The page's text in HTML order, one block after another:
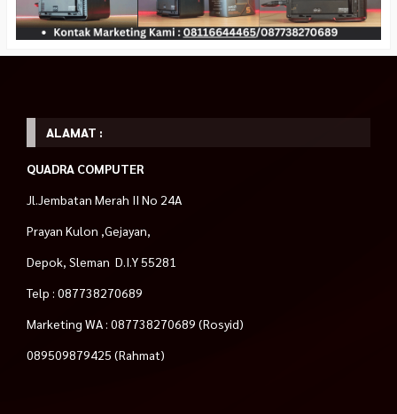
ALAMAT :
QUADRA COMPUTER
Jl.Jembatan Merah II No 24A
Prayan Kulon ,Gejayan,
Depok, Sleman D.I.Y 55281
Telp : 087738270689
Marketing WA : 087738270689 (Rosyid)
089509879425 (Rahmat)